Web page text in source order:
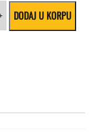
DODAJ U KORPU